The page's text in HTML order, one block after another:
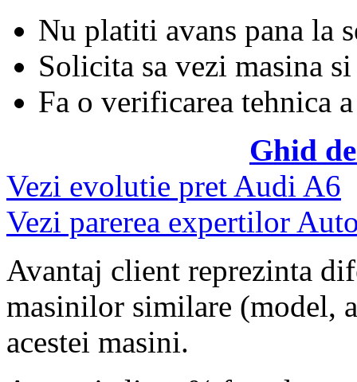
Nu platiti avans pana la
Solicita sa vezi masina si
Fa o verificarea tehnica
Ghid
Vezi evolutie pret Audi A6
Vezi parerea expertilor
Avantaj client reprezinta
masinilor similare (model,
acestei masini.